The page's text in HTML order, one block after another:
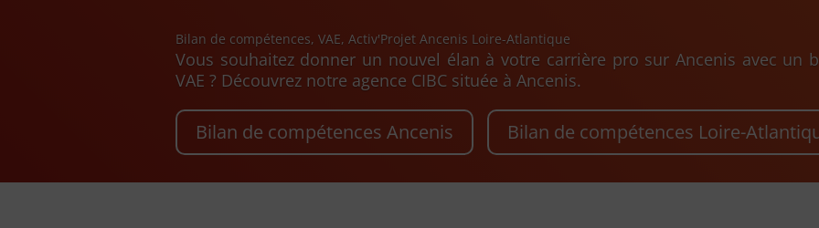
Bilan de compétences, VAE, Activ'Projet Ancenis Loire-Atlantique
Vous souhaitez donner un nouvel élan à votre carrière pro sur Ancenis avec un
VAE ? Découvrez notre agence CIBC située à Ancenis.
Bilan de compétences Ancenis Bilan de compétences Loire-